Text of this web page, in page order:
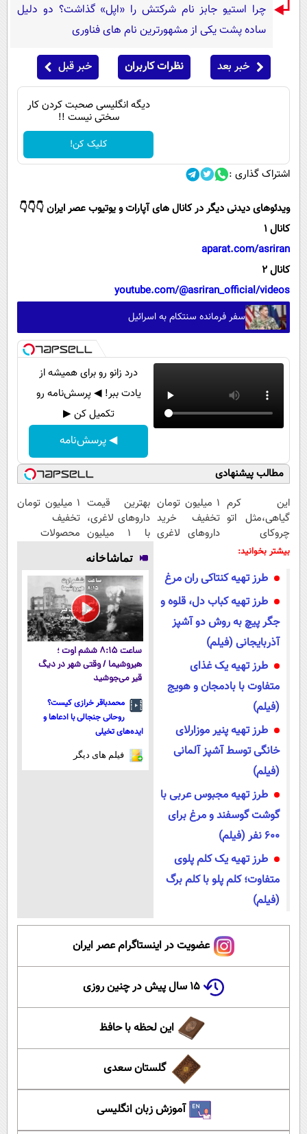
محیط زیست
سلامت
فرهنگی
بین الملل
سیاست خارجی
چرا استیو جابز نام شرکتش را «اپل» گذاشت؟ دو دلیل
ساده پشت یکی از مشهورترین نام های فناوری
خبر بعد نظرات کاربران خبر قبل
دیگه انگلیسی صحبت کردن کار
سختی نیست !!
کلیک کن!
اشتراک گذاری :
ویدئوهای دیدنی دیگر در کانال های آپارات و یوتیوب عصر ایران 👇👇👇
کانال 1
aparat.com/asriran
کانال 2
youtube.com/@asriran_official/videos
سفر فرمانده سنتکام به اسرائیل
درد زانو رو برای همیشه از
یادت ببر! ◀ پرسش‌نامه رو
تکمیل کن ▶
◀ پرسش‌نامه
مطالب پیشنهادی
این کرم
گیاهی،مثل اتو
چروکای
پوستتوصاف
1 میلیون تومان
تخفیف خرید
داروهای لاغری
یخ!
بهترین قیمت
داروهای لاغری،
با ۱ میلیون
تخفیف و ارسال
از داروخانه‌
۱ میلیون تومان
تخفیف
محصولات
شروع کاهش
وزن
بیشتر بخوانید:
طرز تهیه کنتاکی ران مرغ
طرز تهیه کباب دل، قلوه و
جگر پیچ به روش دو آشپز
آذربایجانی (فیلم)
طرز تهیه یک غذای
متفاوت با بادمجان و هویج
(فیلم)
طرز تهیه پنیر موزارلای
خانگی توسط آشپز آلمانی
(فیلم)
طرز تهیه مجبوس عربی با
گوشت گوسفند و مرغ برای
600 نفر (فیلم)
طرز تهیه یک کلم پلوی
متفاوت؛ کلم پلو با کلم برگ
(فیلم)
تماشاخانه
ساعت ۸:۱۵ ششم اوت ؛
هیروشیما / وقتی شهر در دیگ
قیر می‌جوشید
محمدباقر خرازی کیست؟
روحانی جنجالی با ادعاها و
ایده‌های تخیلی
فیلم های دیگر
عضویت در اینستاگرام عصر ایران
۱۵ سال پیش در چنین روزی
این لحظه با حافظ
گلستان سعدی
آموزش زبان انگلیسی